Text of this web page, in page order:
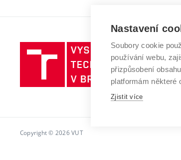
Vysoké
učení
technické
v
Copyright © 2026 VUT
Nastavení
Soubory cookie
používání webu,
přizpůsobení
platformám některé
Zjistit více